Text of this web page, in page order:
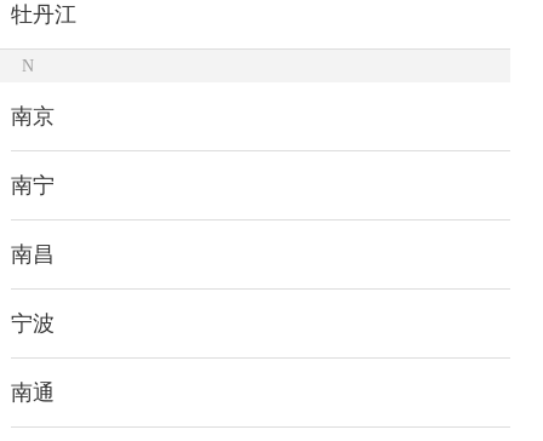
牡丹江
N
南京
南宁
南昌
宁波
南通